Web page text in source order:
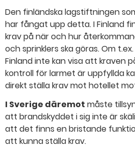
Den finländska lagstiftningen
har fångat upp detta. I Finland
krav på när och hur
och sprinklers ska göras. Om
Finland inte kan visa att kraven
kontroll för larmet är uppfyllda
direkt ställa krav mot hotellet
I Sverige däremot måste
att brandskyddet i sig inte är
att det finns en bristande
att kunna ställa krav.